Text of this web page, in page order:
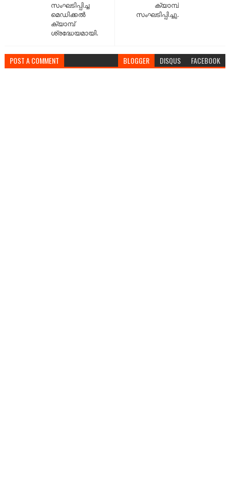
ക്യാമ്പ്
സംഘടിപ്പിച്ചു.
സംഘടിപ്പിച്ച
മെഡിക്കൽ
ക്യാമ്പ്
ശ്രദ്ധേയമായി.
POST A COMMENT BLOGGER DISQUS FACEBOOK